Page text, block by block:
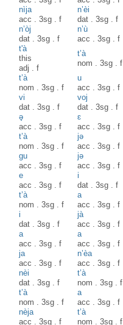
nìja
acc .3sg .f
n’èi
dat .3sg .f
n’òj
dat .3sg .f
n’ù
acc .3sg .f
t'à
this
adj .f
t’à
nom .3sg .f
t’à
nom .3sg .f
u
acc .3sg .f
vi
dat .3sg .f
voj
dat .3sg .f
ə̟
acc .3sg .f
ɛ
acc .3sg .f
t’à
nom .3sg .f
jə
acc .3sg .f
gu
acc .3sg .f
jə
acc .3sg .f
e
acc .3sg .f
i
dat .3sg .f
t’à
nom .3sg .f
a
acc .3sg .f
i
dat .3sg .f
jà
acc .3sg .f
a
acc .3sg .f
a
acc .3sg .f
ja
acc .3sg .f
n’èa
acc .3sg .f
nèi
dat .3sg .f
t’à
nom .3sg .f
t’à
nom .3sg .f
a
acc .3sg .f
nèja
acc .3sg .f
t’à
nom .3sg .f